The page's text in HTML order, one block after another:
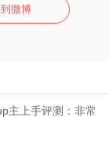
微博
主上手评测：非常